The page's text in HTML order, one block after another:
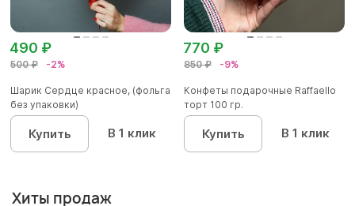
500 ₽ -2%
490 ₽
Шарик Сердце красное, (фольга
без упаковки)
Купить В 1 клик
850 ₽ -9%
770 ₽
Конфеты подарочные Raffaello
торт 100 гр.
Купить В 1 клик
Хиты продаж